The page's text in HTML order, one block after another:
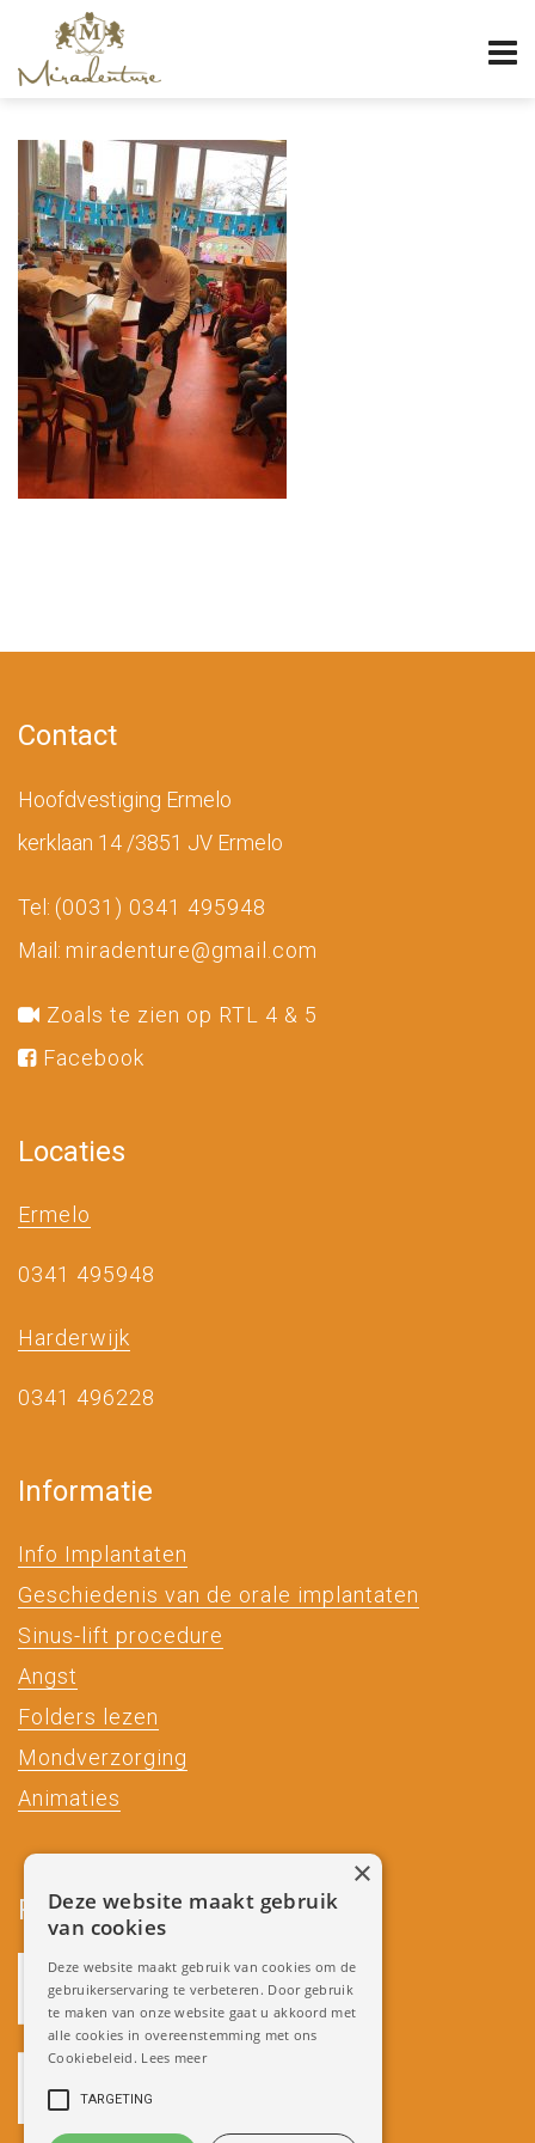
Contact
Hoofdvestiging Ermelo
kerklaan 14 /3851 JV Ermelo
Tel: (0031) 0341 495948
Mail: miradenture@gmail.com
Zoals te zien op RTL 4 & 5
Facebook
Locaties
Ermelo
0341 495948
Harderwijk
0341 496228
Informatie
Info Implantaten
Geschiedenis van de orale implantaten
Sinus-lift procedure
Angst
Folders lezen
Mondverzorging
Animaties
Partners
Deze website maakt gebruik
van cookies
Deze website maakt gebruik van cookies om de
gebruikerservaring te verbeteren. Door gebruik
te maken van onze website gaat u akkoord met
alle cookies in overeenstemming met ons
Cookiebeleid. Lees meer
TARGETING
×